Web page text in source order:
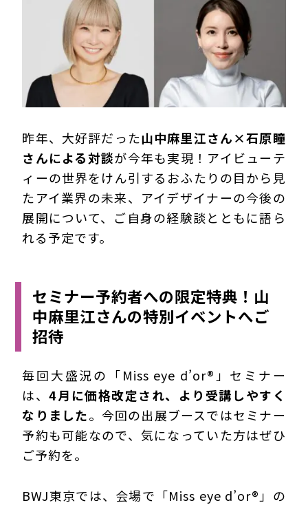
昨年、大好評だった山中麻里江さん×石原瞳
さんによる対談が今年も実現！アイビューテ
ィーの世界をけん引するおふたりの目から見
たアイ業界の未来、アイデザイナーの今後の
展開について、ご自身の経験談とともに語ら
れる予定です。
セミナー予約者への限定特典！山
中麻里江さんの特別イベントへご
招待
毎回大盛況の「Miss eye d’or®」セミナー
は、4月に価格改定され、より受講しやすく
なりました。今回の出展ブースではセミナー
予約も可能なので、気になっていた方はぜひ
ご予約を。
BWJ東京では、会場で「Miss eye d’or®」の